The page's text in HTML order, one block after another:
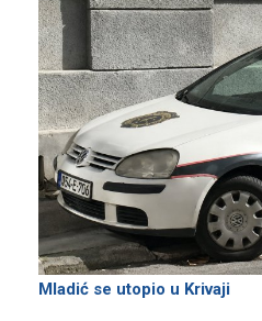
Mladić se utopio u Krivaji